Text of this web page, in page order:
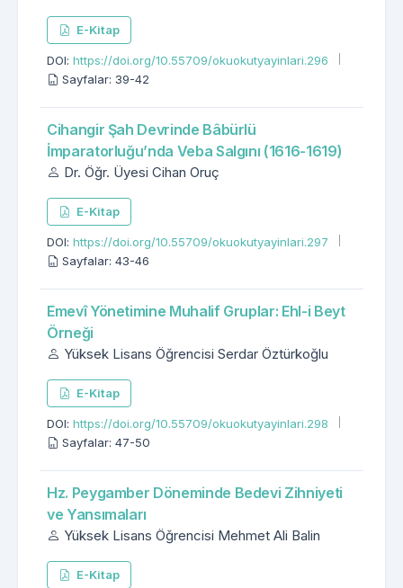
E-Kitap
DOI: https://doi.org/10.55709/okuokutyayinlari.296
Sayfalar: 39-42
Cihangir Şah Devrinde Bâbürlü
İmparatorluğu’nda Veba Salgını (1616-1619)
Dr. Öğr. Üyesi Cihan Oruç
E-Kitap
DOI: https://doi.org/10.55709/okuokutyayinlari.297
Sayfalar: 43-46
Emevî Yönetimine Muhalif Gruplar: Ehl-i Beyt
Örneği
Yüksek Lisans Öğrencisi Serdar Öztürkoğlu
E-Kitap
DOI: https://doi.org/10.55709/okuokutyayinlari.298
Sayfalar: 47-50
Hz. Peygamber Döneminde Bedevi Zihniyeti
ve Yansımaları
Yüksek Lisans Öğrencisi Mehmet Ali Balin
E-Kitap